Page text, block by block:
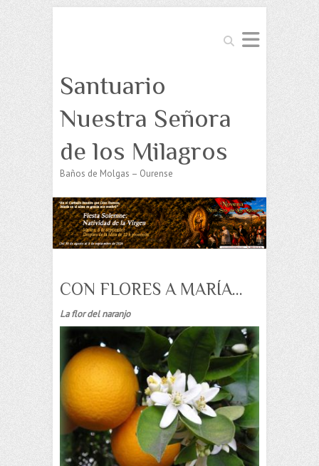
Buscar
Santuario
Nuestra Señora
de los Milagros
Baños de Molgas – Ourense
CON FLORES A MARÍA…
La flor del naranjo